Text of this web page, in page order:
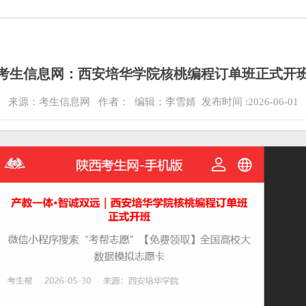
生信息网：西安培华学院核桃编程订单班正式开
来源：考生信息网 作者： 编辑：李雪婧 发布时间 :2026-06-01